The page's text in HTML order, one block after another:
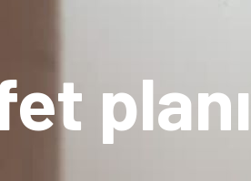
planı